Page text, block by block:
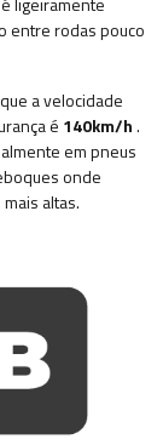
entre rodas pouco
a velocidade
é 140km/h.
em pneus
onde
altas.